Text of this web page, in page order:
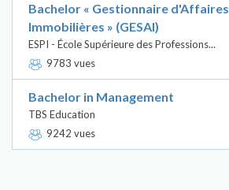
Bachelor « Gestionnaire d'Affaires
Immobilières » (GESAI)
ESPI - École Supérieure des Professions...
9783 vues
Bachelor in Management
TBS Education
9242 vues